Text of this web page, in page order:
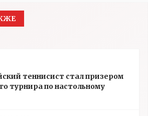
теннисист стал призером
турнира по настольному